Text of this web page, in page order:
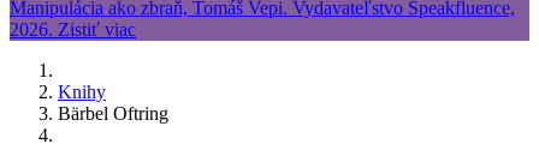
Knihy
Bärbel Oftring